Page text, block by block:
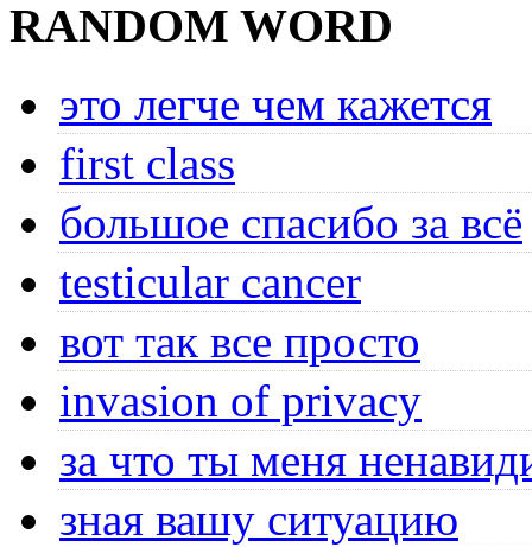
RANDOM WORD
это легче чем кажется
first class
большое спасибо за всё
testicular cancer
вот так все просто
invasion of privacy
за что ты меня
зная вашу ситуацию